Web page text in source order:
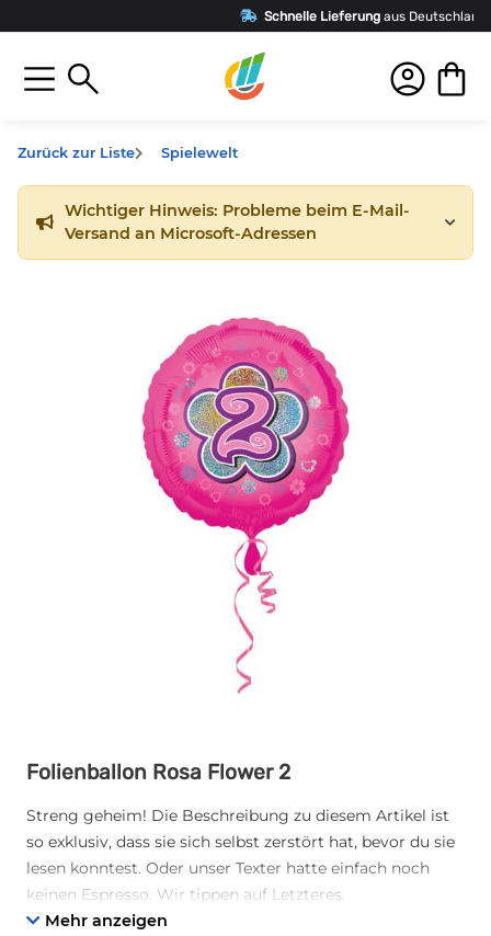
Schnelle Lieferungaus Deutschland
Zurück zur Liste Spielewelt
Wichtiger Hinweis: Probleme beim E-Mail-
Versand an Microsoft-Adressen
Folienballon Rosa Flower 2
Streng geheim! Die Beschreibung zu diesem Artikel ist
so exklusiv, dass sie sich selbst zerstört hat, bevor du sie
lesen konntest. Oder unser Texter hatte einfach noch
keinen Espresso. Wir tippen auf Letzteres.
Mehr anzeigen